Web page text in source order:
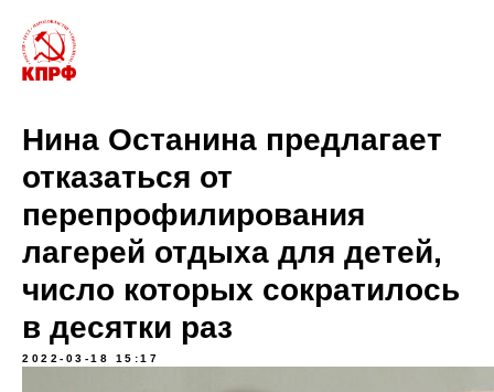
Нина Останина предлагает
отказаться от
перепрофилирования
лагерей отдыха для детей,
число которых сократилось
в десятки раз
2022-03-18 15:17